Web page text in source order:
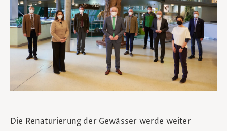
Die Renaturierung der Gewässer werde weiter